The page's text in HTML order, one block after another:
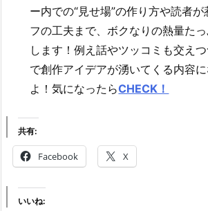
ー内での“見せ場”の作り方や読者が
フの工夫まで、ボクなりの熱量た
します！例え話やツッコミも交え
で創作アイデアが湧いてくる内容
よ！気になったらCHECK！
共有:
Facebook X
いいね: